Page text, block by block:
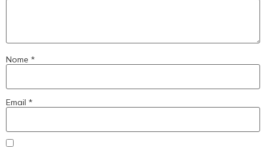
Nome *
Email *